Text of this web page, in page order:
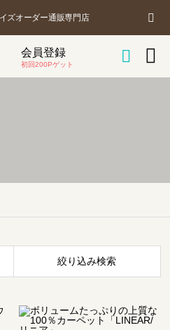
ズオーダー通販専門店
を
探
す
会員登録
初回200Pゲット 
絞り込み検索